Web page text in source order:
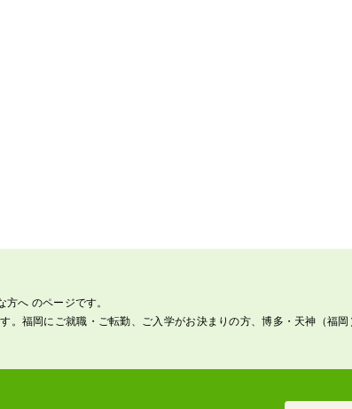
へ のページです。
。福岡にご就職・ご転勤、ご入学がお決まりの方、博多・天神（福